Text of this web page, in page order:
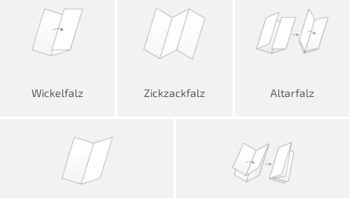
Wickelfalz Zickzackfalz Altarfalz